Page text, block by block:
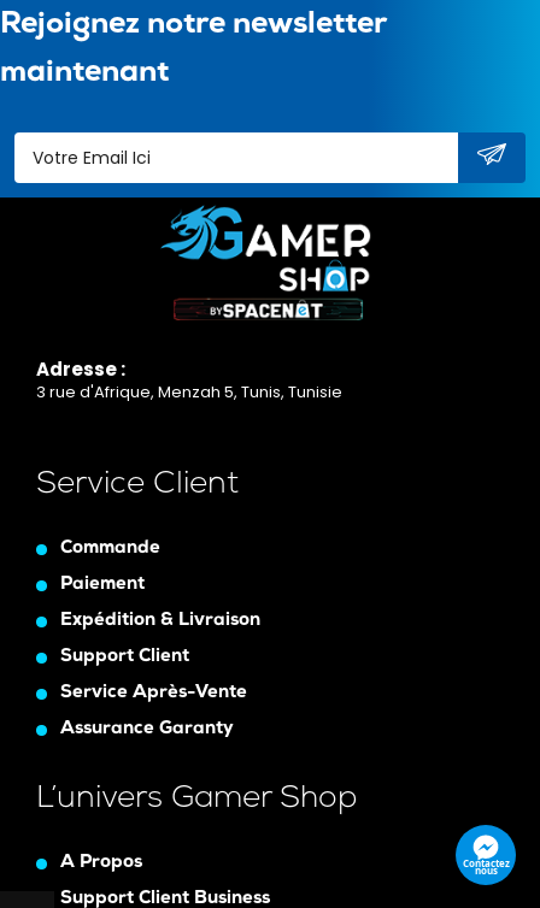
Rejoignez notre newsletter
maintenant
Adresse :
3 rue d'Afrique, Menzah 5, Tunis, Tunisie
Service Client
Commande
Paiement
Expédition & Livraison
Support Client
Service Après-Vente
Assurance Garanty
L’univers Gamer Shop
A Propos
Support Client Business
Contactez
nous